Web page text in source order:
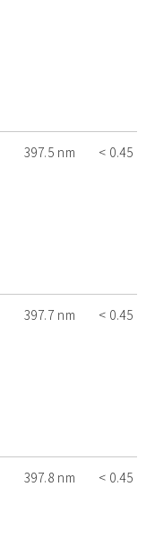
397.5 nm < 0.45
397.7 nm < 0.45
397.8 nm < 0.45